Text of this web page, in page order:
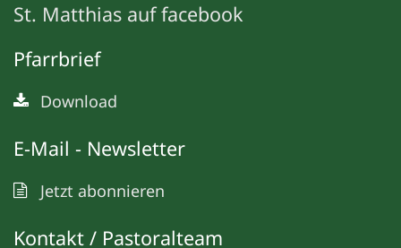
St. Matthias auf facebook
Pfarrbrief
Download
E-Mail - Newsletter
Jetzt abonnieren
Kontakt / Pastoralteam